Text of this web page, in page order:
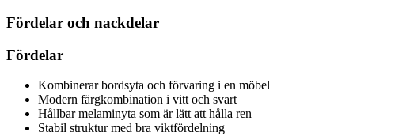
Fördelar och nackdelar
Fördelar
Kombinerar bordsyta och förvaring i en möbel
Modern färgkombination i vitt och svart
Hållbar melaminyta som är lätt att hålla ren
Stabil struktur med bra viktfördelning